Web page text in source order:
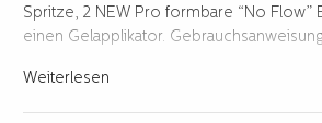
Spritze, 2 NEW Pro formbare “No
einen Gelapplikator.
Weiterlesen